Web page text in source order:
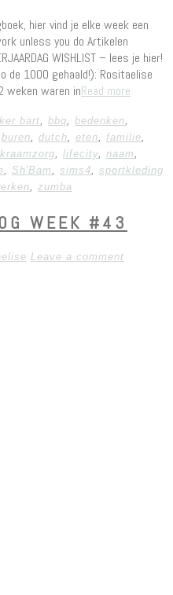
hier vind je elke week een
unless you do Artikelen
WISHLIST – lees je hier!
de 1000 gehaald!): Rositaelise
weken waren inRead more
bart, bbq, bedenken,
buren, dutch, eten, familie,
kraamzorg, lifecity, naam,
, Sh'Bam, sims4, sportkleding
, zumba
WEEK #43
Leave a comment